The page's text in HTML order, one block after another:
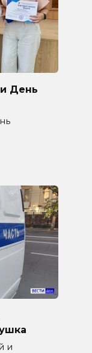
День
и